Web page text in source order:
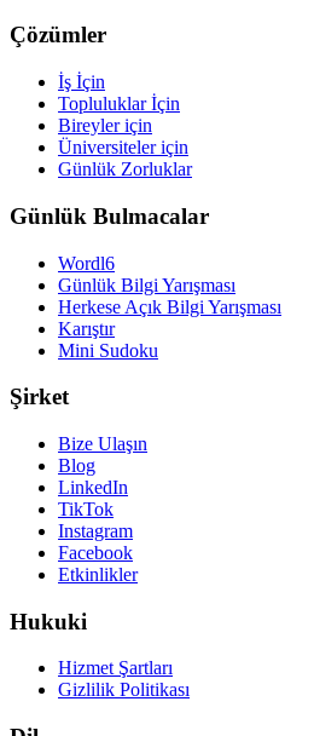
Çözümler
İş İçin
Topluluklar İçin
Bireyler için
Üniversiteler için
Günlük Zorluklar
Günlük Bulmacalar
Wordl6
Günlük Bilgi Yarışması
Herkese Açık Bilgi Yarışması
Karıştır
Mini Sudoku
Şirket
Bize Ulaşın
Blog
LinkedIn
TikTok
Instagram
Facebook
Etkinlikler
Hukuki
Hizmet Şartları
Gizlilik Politikası